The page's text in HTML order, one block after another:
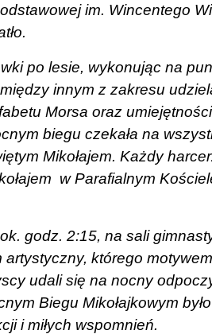
im. Wincentego
po lesie, wykonując na
innym z zakresu
Morsa oraz
biegu czekała na
Mikołajem. Każdy
w Parafialnym
godz. 2:15, na sali
którego
udali się na nocny
Biegu Mikołajkowym
i miłych wspomnień.